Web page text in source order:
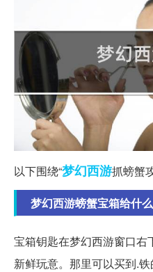
以下围绕“梦幻西游抓螃蟹
梦幻西游螃蟹宝箱给什
宝箱钥匙在梦幻西游窗口右
新鲜玩意。那里可以买到.